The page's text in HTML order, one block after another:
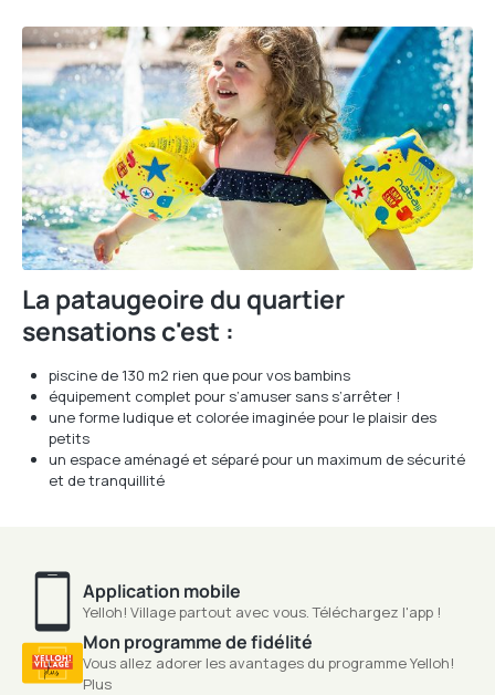
La pataugeoire du quartier
sensations c'est :
piscine de 130 m2 rien que pour vos bambins
équipement complet pour s’amuser sans s’arrêter !
une forme ludique et colorée imaginée pour le plaisir des
petits
un espace aménagé et séparé pour un maximum de sécurité
et de tranquillité
Application mobile
Yelloh! Village partout avec vous. Téléchargez l'app !
Mon programme de fidélité
Vous allez adorer les avantages du programme Yelloh!
Plus